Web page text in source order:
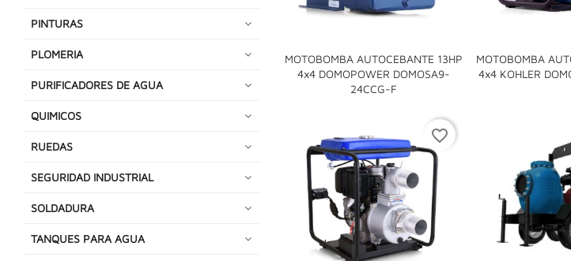
PINTURAS
PLOMERIA
PURIFICADORES DE AGUA
QUIMICOS
RUEDAS
SEGURIDAD INDUSTRIAL
SOLDADURA
TANQUES PARA AGUA
MOTOBOMBA AUTOCEBANTE 13HP
4x4 DOMOPOWER DOMOSA9-
24CCG-F

MOTOBOMBA
4x4 KOHLER
favorite_border